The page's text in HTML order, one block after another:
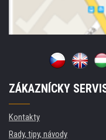
ZÁKAZNÍCKY
Kontakty
Rady, tipy, návody